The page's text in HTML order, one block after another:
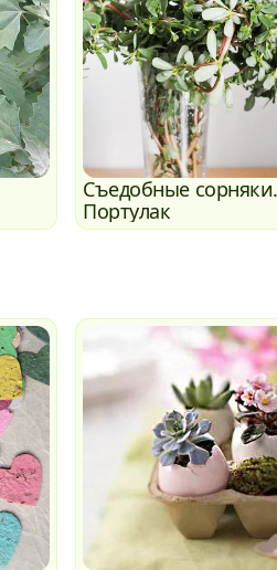
Съедобные сорняки.
Портулак